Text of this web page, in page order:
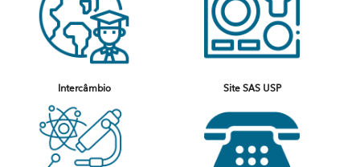
Intercâmbio Site SAS USP